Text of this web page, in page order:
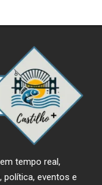
tempo real,
política, eventos e